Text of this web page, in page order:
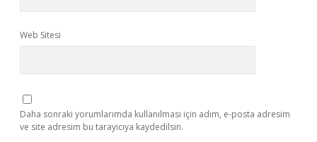
Web Sitesi
Daha sonraki yorumlarımda kullanılması için adım, e-posta adresim
ve site adresim bu tarayıcıya kaydedilsin.